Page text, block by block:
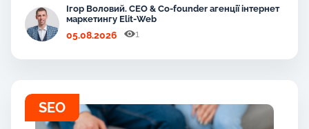
Ігор Воловий. CEO & Co-founder агенції інтернет
маркетингу Elit-Web
05.08.2026 1
SEO